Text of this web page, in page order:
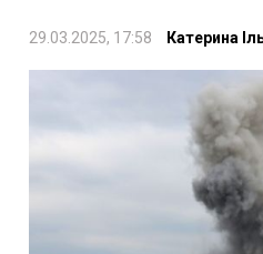
29.03.2025, 17:58 Катерина